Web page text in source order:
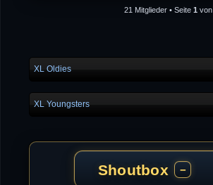
21 Mitglieder • Seite 1 von
XL Oldies
XL Youngsters
Shoutbox −